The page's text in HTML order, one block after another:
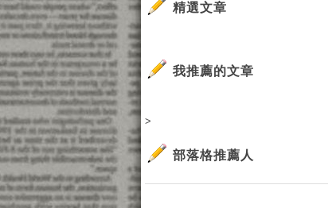
精選文章
我推薦的文章
>
部落格推薦人